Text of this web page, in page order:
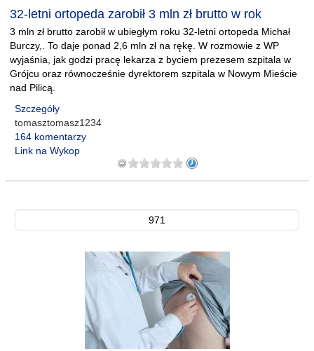
32-letni ortopeda zarobił 3 mln zł brutto w rok
3 mln zł brutto zarobił w ubiegłym roku 32-letni ortopeda Michał
Burczy,. To daje ponad 2,6 mln zł na rękę. W rozmowie z WP
wyjaśnia, jak godzi pracę lekarza z byciem prezesem szpitala w
Grójcu oraz równocześnie dyrektorem szpitala w Nowym Mieście
nad Pilicą.
Szczegóły
tomasztomasz1234
164 komentarzy
Link na Wykop
971